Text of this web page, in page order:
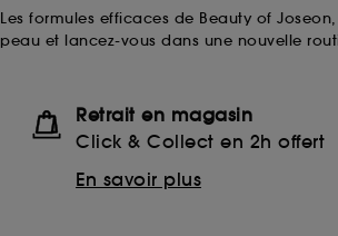
Les formules efficaces de Beauty of
peau et lancez-vous dans une nouvelle
Retrait en magasin
Click & Collect en 2h offert
En savoir plus